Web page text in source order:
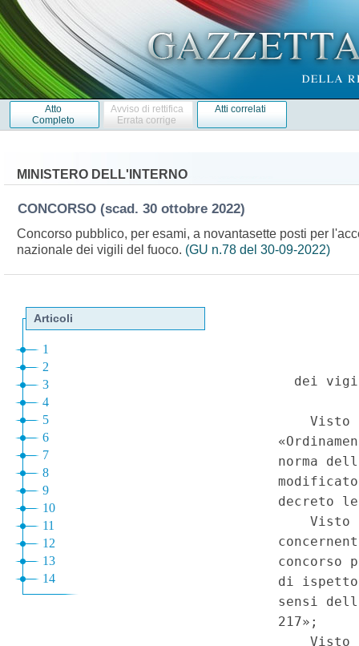
Atto
Completo
Avviso di rettifica
Errata corrige
Atti correlati
MINISTERO DELL'INTERNO
CONCORSO (scad. 30 ottobre 2022)
Concorso pubblico, per esami, a novantasette posti per
nazionale dei vigili del fuoco. (GU n.78 del 30-09-2022)